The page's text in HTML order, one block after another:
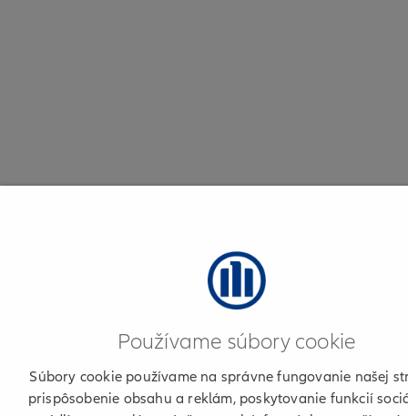
Používame súbory cookie
Súbory cookie používame na správne fungovanie našej
prispôsobenie obsahu a reklám, poskytovanie funkcií